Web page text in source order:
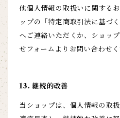
他個人情報の取扱いに関する
ップの「特定商取引法に基づ
へご連絡いただくか、ショッ
せフォームよりお問い合わせく
13. 継続的改善
当ショップは、個人情報の取